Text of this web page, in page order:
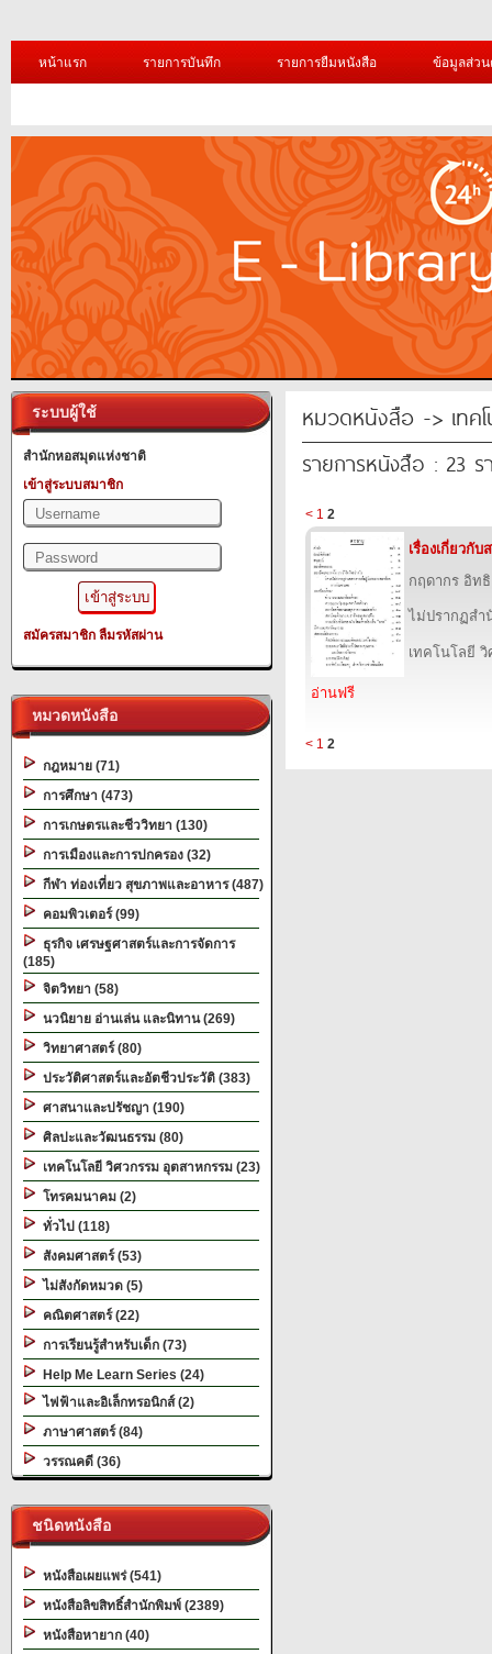
หน้าแรก รายการบันทึก รายการยืมหนังสือ ข้อมูลส่ว
ระบบผู้ใช้
สำนักหอสมุดแห่งชาติ
เข้าสู่ระบบสมาชิก
สมัครสมาชิก ลืมรหัสผ่าน
หมวดหนังสือ
กฎหมาย (71)
การศึกษา (473)
การเกษตรและชีววิทยา (130)
การเมืองและการปกครอง (32)
กีฬา ท่องเที่ยว สุขภาพและอาหาร (487)
คอมพิวเตอร์ (99)
ธุรกิจ เศรษฐศาสตร์และการจัดการ
(185)
จิตวิทยา (58)
นวนิยาย อ่านเล่น และนิทาน (269)
วิทยาศาสตร์ (80)
ประวัติศาสตร์และอัตชีวประวัติ (383)
ศาสนาและปรัชญา (190)
ศิลปะและวัฒนธรรม (80)
เทคโนโลยี วิศวกรรม อุตสาหกรรม (23)
โทรคมนาคม (2)
ทั่วไป (118)
สังคมศาสตร์ (53)
ไม่สังกัดหมวด (5)
คณิตศาสตร์ (22)
การเรียนรู้สำหรับเด็ก (73)
Help Me Learn Series (24)
ไฟฟ้าและอิเล็กทรอนิกส์ (2)
ภาษาศาสตร์ (84)
วรรณคดี (36)
ชนิดหนังสือ
หนังสือเผยแพร่ (541)
หนังสือลิขสิทธิ์สำนักพิมพ์ (2389)
หนังสือหายาก (40)
หมวดหนังสือ -> เทค
รายการหนังสือ : 23 ร
< 1 2
เรื่องเกี่ยวกั
กฤดากร อิท
ไม่ปรากฏส
เทคโนโลยี
อ่านฟรี
< 1 2